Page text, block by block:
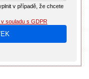
v případě, že chcete
souladu s GDPR